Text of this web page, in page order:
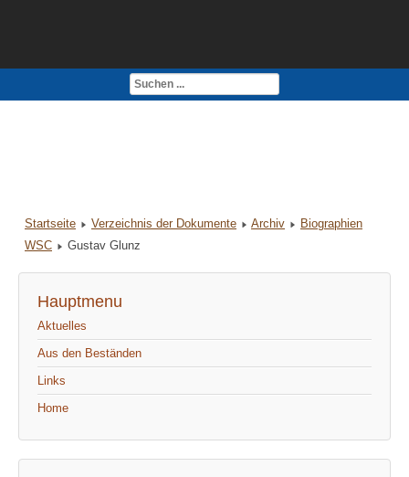
Impressum
Startseite Verzeichnis der Dokumente Archiv
Biographien
WSC
Gustav Glunz
Hauptmenu
Aktuelles
Aus den Beständen
Links
Home